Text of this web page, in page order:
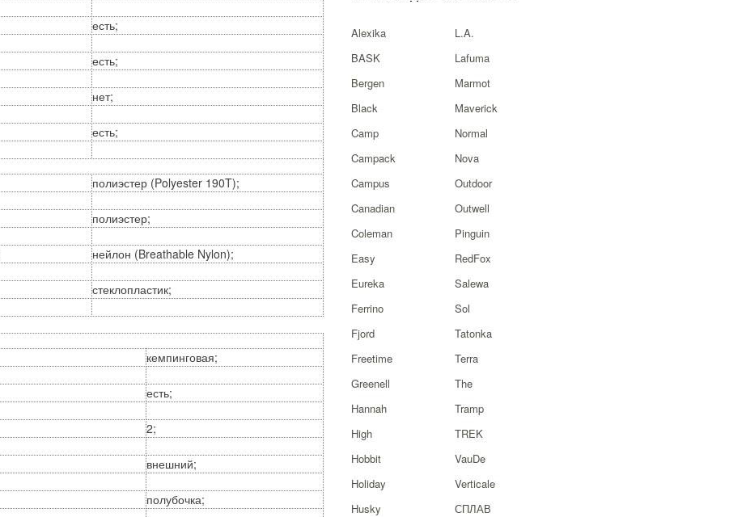
есть;
есть;
нет;
есть;
полиэстер (Polyester 190T);
полиэстер;
нейлон (Breathable Nylon);
стеклопластик;
кемпинговая;
есть;
2;
внешний;
полубочка;
Alexika
BASK
Bergen
Black
Camp
Campack
Campus
Canadian
Coleman
Easy
Eureka
Ferrino
Fjord
Freetime
Greenell
Hannah
High
Hobbit
Holiday
Husky
L.A.
Lafuma
Marmot
Maverick
Normal
Nova
Outdoor
Outwell
Pinguin
RedFox
Salewa
Sol
Tatonka
Terra
The
Tramp
TREK
VauDe
Verticale
СПЛАВ